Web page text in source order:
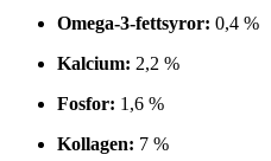
Omega-3-fettsyror: 0,4 %
Kalcium: 2,2 %
Fosfor: 1,6 %
Kollagen: 7 %